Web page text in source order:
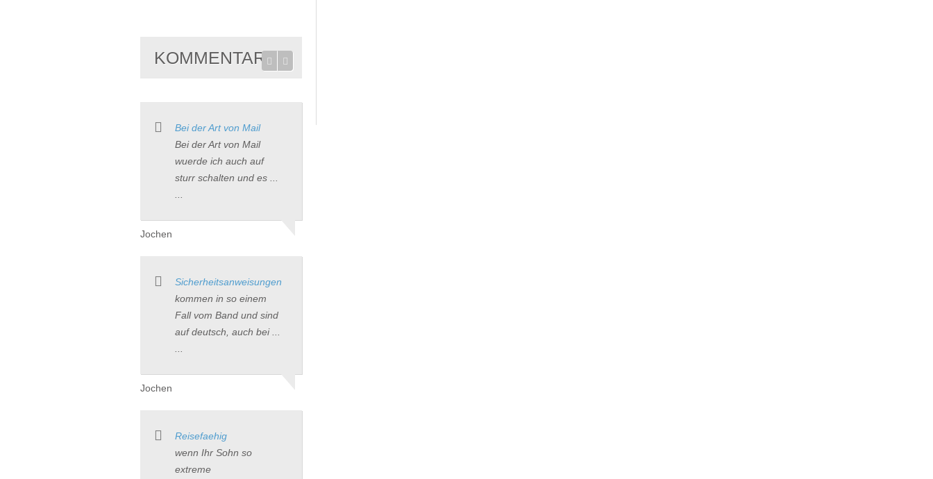
KOMMENTARE
Bei der Art von Mail
Bei der Art von Mail
wuerde ich auch auf
sturr schalten und es ...
Jochen
Sicherheitsanweisungen
kommen in so einem
Fall vom Band und sind
auf deutsch, auch bei ...
Jochen
Reisefaehig
wenn Ihr Sohn so
extreme